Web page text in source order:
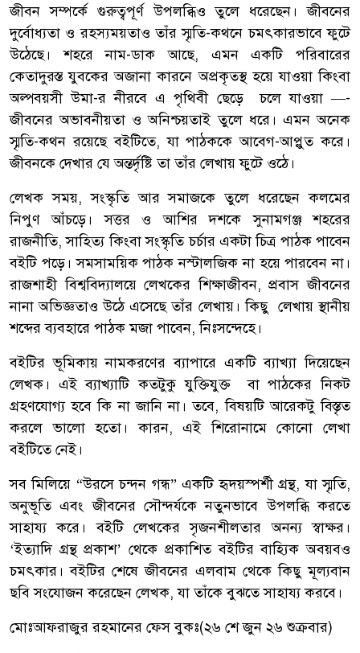
জীবন সম্পর্কে গুরুত্বপূর্ণ উপলব্ধিও তুলে ধরেছেন। জীবনের
দুর্বোধ্যতা ও রহস্যময়তাও তাঁর স্মৃতি-কথনে চমৎকারভাবে ফুটে
উঠেছে। শহরে নাম-ডাক আছে, এমন একটি পরিবারের
কেতাদুরস্ত যুবকের অজানা কারনে অপ্রকৃতস্থ হয়ে যাওয়া কিংবা
অল্পবয়সী উমা-র নীরবে এ পৃথিবী ছেড়ে চলে যাওয়া —-
জীবনের অভাবনীয়তা ও অনিশ্চয়তাই তুলে ধরে। এমন অনেক
স্মৃতি-কথন রয়েছে বইটিতে, যা পাঠককে আবেগ-আপ্লুত করে।
জীবনকে দেখার যে অন্তর্দৃষ্টি তা তাঁর লেখায় ফুটে ওঠে।
লেখক সময়, সংস্কৃতি আর সমাজকে তুলে ধরেছেন কলমের
নিপুণ আঁচড়ে। সত্তর ও আশির দশকে সুনামগঞ্জ শহরের
রাজনীতি, সাহিত্য কিংবা সংস্কৃতি চর্চার একটা চিত্র পাঠক পাবেন
বইটি পড়ে। সমসাময়িক পাঠক নস্টালজিক না হয়ে পারবেন না।
রাজশাহী বিশ্ববিদ্যালয়ে লেখকের শিক্ষাজীবন, প্রবাস জীবনের
নানা অভিজ্ঞতাও উঠে এসেছে তাঁর লেখায়। কিছু লেখায় স্থানীয়
শব্দের ব্যবহারে পাঠক মজা পাবেন, নিঃসন্দেহে।
বইটির ভূমিকায় নামকরণের ব্যাপারে একটি ব্যাখ্যা দিয়েছেন
লেখক। এই ব্যাখ্যাটি কতটুকু যুক্তিযুক্ত বা পাঠকের নিকট
গ্রহণযোগ্য হবে কি না জানি না। তবে, বিষয়টি আরেকটু বিস্তৃত
করলে ভালো হতো। কারন, এই শিরোনামে কোনো লেখা
বইটিতে নেই।
সব মিলিয়ে “উরসে চন্দন গন্ধ” একটি হৃদয়স্পর্শী গ্রন্থ, যা স্মৃতি,
অনুভূতি এবং জীবনের সৌন্দর্যকে নতুনভাবে উপলব্ধি করতে
সাহায্য করে। বইটি লেখকের সৃজনশীলতার অনন্য স্বাক্ষর।
‘ইত্যাদি গ্রন্থ প্রকাশ’ থেকে প্রকাশিত বইটির বাহ্যিক অবয়বও
চমৎকার। বইটির শেষে জীবনের এলবাম থেকে কিছু মূল্যবান
ছবি সংযোজন করেছেন লেখক, যা তাঁকে বুঝতে সাহায্য করবে।
মোঃআফরাজুর রহমানের ফেস বুকঃ(২৬ শে জুন ২৬ শুক্রবার)